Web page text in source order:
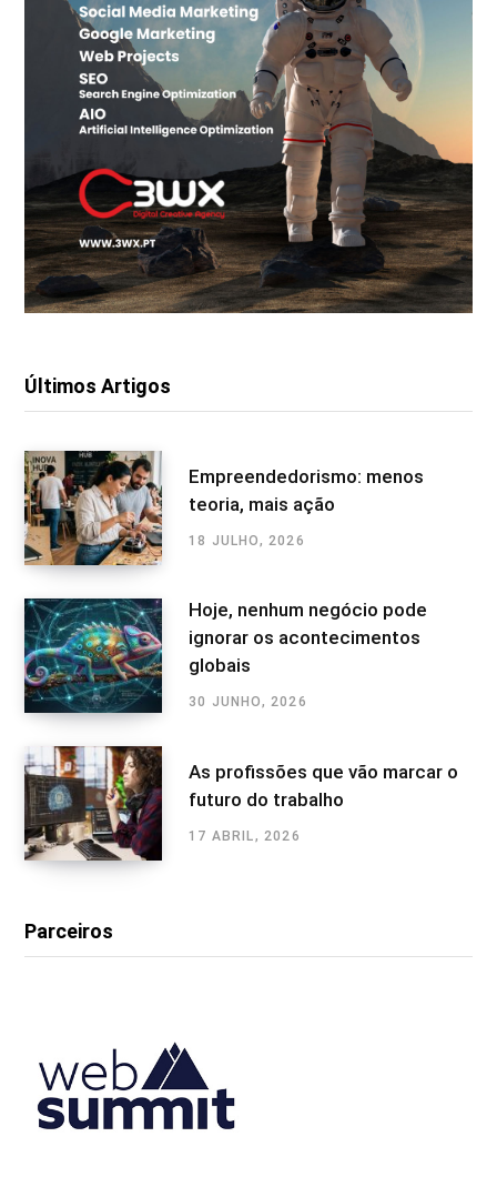
Últimos Artigos
Empreendedorismo: menos
teoria, mais ação
18 JULHO, 2026
Hoje, nenhum negócio pode
ignorar os acontecimentos
globais
30 JUNHO, 2026
As profissões que vão marcar o
futuro do trabalho
17 ABRIL, 2026
Parceiros